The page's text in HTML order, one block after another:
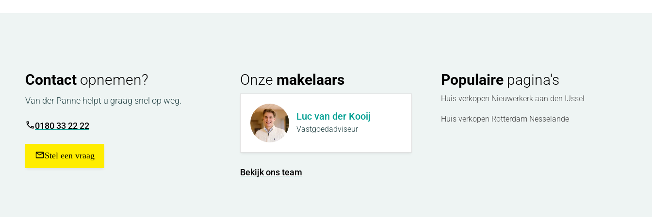
Contact opnemen?
Van der Panne helpt u graag snel op weg.
0180 33 22 22
Stel een vraag
Onze makelaars
Luc van der Kooij
Vastgoedadviseur
Bekijk ons team
Populairepagina's
Huis verkopen Nieuwerkerk aan den IJssel
Huis verkopen Rotterdam Nesselande